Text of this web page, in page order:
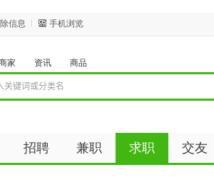
信息 手机浏览
家 资讯 商品
招聘 兼职 求职 交友